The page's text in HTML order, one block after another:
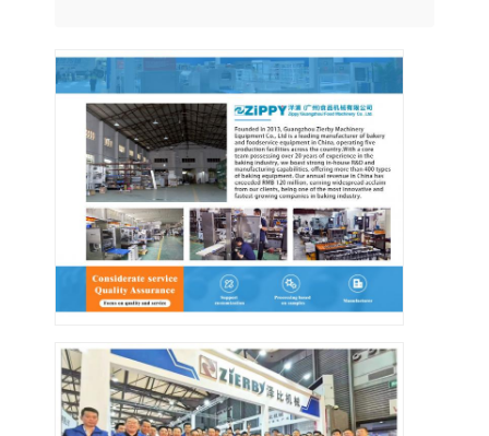
Tủ đông trưng bày thương mại
Tủ đông bàn làm việc
máy làm lạnh nổ
máy làm đá
Tủ trưng bày bánh